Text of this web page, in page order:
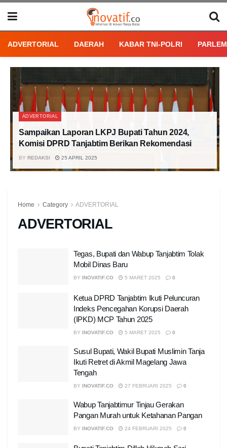
ADVERTORIAL DAERAH KABAR TNI-POLRI
ADVERTORIAL
Sampaikan Laporan LKPJ Bupati Tahun 2024,
Komisi DPRD Tanjabtim Berikan Rekomendasi
BY REDAKSI 25 APRIL 2025
Home Category ADVERTORIAL
ADVERTORIAL
Tegas, Bupati dan Wabup Tanjabtim Tolak
Mobil Dinas Baru
BY INOVATIF.CO 5 MARET 2025 0
Ketua DPRD Tanjabtim Ikuti Peluncuran
Indeks Pencegahan Korupsi Daerah
(IPKD) MCP Tahun 2025
BY INOVATIF.CO 5 MARET 2025 0
Susul Bupati, Wakil Bupati Muslimin Tanja
Ikuti Retret di Akmil Magelang Jawa
Tengah
BY INOVATIF.CO 27 FEBRUARI 2025 0
Wabup Tanjabtimur Tinjau Gerakan
Pangan Murah untuk Ketahanan Pangan
BY INOVATIF.CO 24 FEBRUARI 2025 0